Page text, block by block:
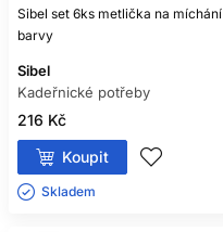
Sibel set 6ks metlička na míchání
barvy
Sibel
Kadeřnické potřeby
216 Kč
Koupit
Skladem ㅤ